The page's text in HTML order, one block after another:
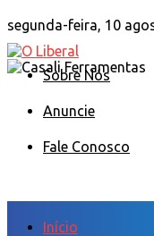
segunda-feira, 10
Sobre Nós
Anuncie
Fale Conosco
Início